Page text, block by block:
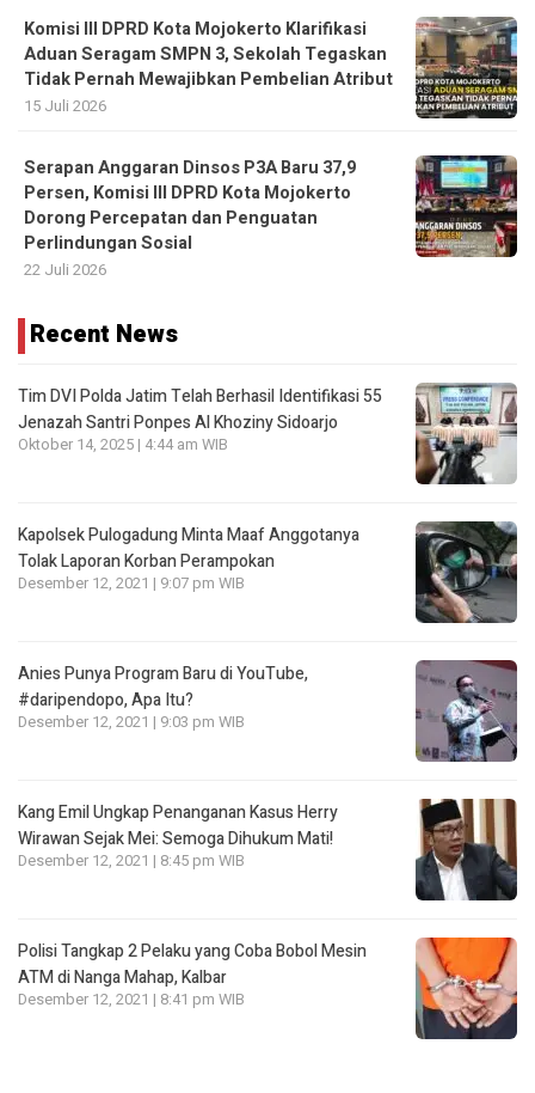
Komisi III DPRD Kota Mojokerto Klarifikasi
Aduan Seragam SMPN 3, Sekolah Tegaskan
Tidak Pernah Mewajibkan Pembelian Atribut
15 Juli 2026
Serapan Anggaran Dinsos P3A Baru 37,9
Persen, Komisi III DPRD Kota Mojokerto
Dorong Percepatan dan Penguatan
Perlindungan Sosial
22 Juli 2026
Recent News
Tim DVI Polda Jatim Telah Berhasil Identifikasi 55
Jenazah Santri Ponpes Al Khoziny Sidoarjo
Oktober 14, 2025 | 4:44 am WIB
Kapolsek Pulogadung Minta Maaf Anggotanya
Tolak Laporan Korban Perampokan
Desember 12, 2021 | 9:07 pm WIB
Anies Punya Program Baru di YouTube,
#daripendopo, Apa Itu?
Desember 12, 2021 | 9:03 pm WIB
Kang Emil Ungkap Penanganan Kasus Herry
Wirawan Sejak Mei: Semoga Dihukum Mati!
Desember 12, 2021 | 8:45 pm WIB
Polisi Tangkap 2 Pelaku yang Coba Bobol Mesin
ATM di Nanga Mahap, Kalbar
Desember 12, 2021 | 8:41 pm WIB